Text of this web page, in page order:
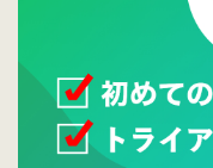
ウレ